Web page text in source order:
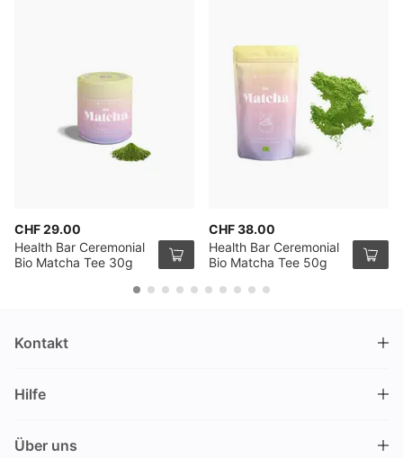
CHF 29.00
Health Bar Ceremonial
Bio Matcha Tee 30g
CHF 38.00
Health Bar Ceremonial
Bio Matcha Tee 50g
Kontakt
Nüschelerstrasse 35
Schweiz
Hilfe
Über uns